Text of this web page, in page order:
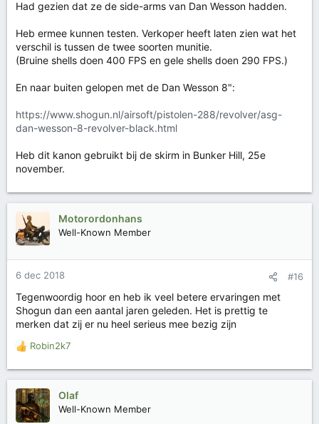
Had gezien dat ze de side-arms van Dan Wesson hadden.
Heb ermee kunnen testen. Verkoper heeft laten zien wat het
verschil is tussen de twee soorten munitie.
(Bruine shells doen 400 FPS en gele shells doen 290 FPS.)
En naar buiten gelopen met de Dan Wesson 8":
https://www.shogun.nl/airsoft/pistolen-288/revolver/asg-
dan-wesson-8-revolver-black.html
Heb dit kanon gebruikt bij de skirm in Bunker Hill, 25e
november.
Motorordonhans
Well-Known Member
6 dec 2018 #16
Tegenwoordig hoor en heb ik veel betere ervaringen met
Shogun dan een aantal jaren geleden. Het is prettig te
merken dat zij er nu heel serieus mee bezig zijn
W
r
d
e
Robin2k7
Olaf
Well-Known Member